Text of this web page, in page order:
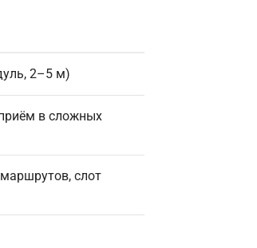
2–5 м)
в сложных
слот